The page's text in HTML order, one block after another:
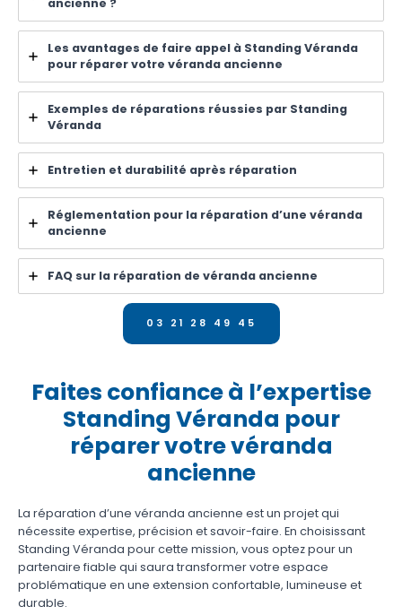
Les avantages de faire appel à Standing Véranda
pour réparer votre véranda ancienne
Exemples de réparations réussies par Standing
Véranda
Entretien et durabilité après réparation
Réglementation pour la réparation d’une véranda
ancienne
FAQ sur la réparation de véranda ancienne
03 21 28 49 45
Faites confiance à l’expertise
Standing Véranda pour
réparer votre véranda
ancienne
La réparation d’une véranda ancienne est un projet qui
nécessite expertise, précision et savoir-faire. En choisissant
Standing Véranda pour cette mission, vous optez pour un
partenaire fiable qui saura transformer votre espace
problématique en une extension confortable, lumineuse et
durable.